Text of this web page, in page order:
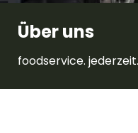
Über uns
foodservice.